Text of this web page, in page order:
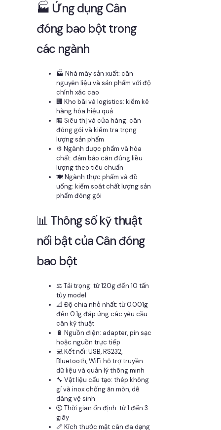
🏭 Ứng dụng Cân
đóng bao bột trong
các ngành
🏭 Nhà máy sản xuất: cân
nguyên liệu và sản phẩm với độ
chính xác cao
🏢 Kho bãi và logistics: kiểm kê
hàng hóa hiệu quả
🏪 Siêu thị và cửa hàng: cân
đóng gói và kiểm tra trọng
lượng sản phẩm
⚙️ Ngành dược phẩm và hóa
chất: đảm bảo cân đúng liều
lượng theo tiêu chuẩn
🍽️ Ngành thực phẩm và đồ
uống: kiểm soát chất lượng sản
phẩm đóng gói
📊 Thông số kỹ thuật
nổi bật của Cân đóng
bao bột
⚖️ Tải trọng: từ 120g đến 10 tấn
tùy model
📐 Độ chia nhỏ nhất: từ 0.001g
đến 0.1g đáp ứng các yêu cầu
cân kỹ thuật
🔋 Nguồn điện: adapter, pin sạc
hoặc nguồn trực tiếp
💻 Kết nối: USB, RS232,
Bluetooth, WiFi hỗ trợ truyền
dữ liệu và quản lý thông minh
🔧 Vật liệu cấu tạo: thép không
gỉ và inox chống ăn mòn, dễ
dàng vệ sinh
⏲️ Thời gian ổn định: từ 1 đến 3
giây
📏 Kích thước mặt cân đa dạng